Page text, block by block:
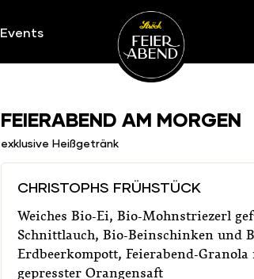
Events
Unsere Speisekarte
FEIERABEND AM MORGEN
exklusive Heißgetränk
CHRISTOPHS FRÜHSTÜCK
Weiches Bio-Ei, Bio-Mohnstriezerl
Schnittlauch, Bio-Beinschinken und
Erdbeerkompott, Feierabend-
gepresster Orangensaft